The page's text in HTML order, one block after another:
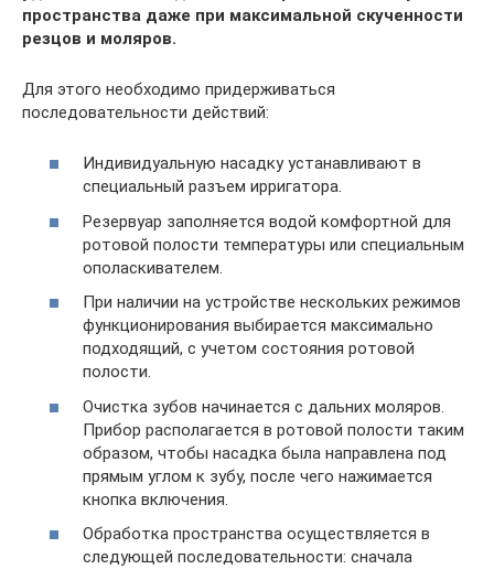
пространства даже при максимальной скученности
резцов и моляров.
Для этого необходимо придерживаться
последовательности действий:
Индивидуальную насадку устанавливают в
специальный разъем ирригатора.
Резервуар заполняется водой комфортной для
ротовой полости температуры или специальным
ополаскивателем.
При наличии на устройстве нескольких режимов
функционирования выбирается максимально
подходящий, с учетом состояния ротовой
полости.
Очистка зубов начинается с дальних моляров.
Прибор располагается в ротовой полости таким
образом, чтобы насадка была направлена под
прямым углом к зубу, после чего нажимается
кнопка включения.
Обработка пространства осуществляется в
следующей последовательности: сначала